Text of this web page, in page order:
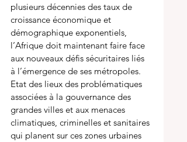
plusieurs décennies des taux de
croissance économique et
démographique exponentiels,
l’Afrique doit maintenant faire face
aux nouveaux défis sécuritaires liés
à l’émergence de ses métropoles.
Etat des lieux des problématiques
associées à la gouvernance des
grandes villes et aux menaces
climatiques, criminelles et sanitaires
qui planent sur ces zones urbaines